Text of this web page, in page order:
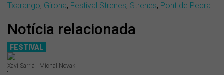
Txarango, Girona, Festival Strenes, Strenes, Pont de Pedra
Notícia relacionada
FESTIVAL
Xavi Sarrià | Michal Novak